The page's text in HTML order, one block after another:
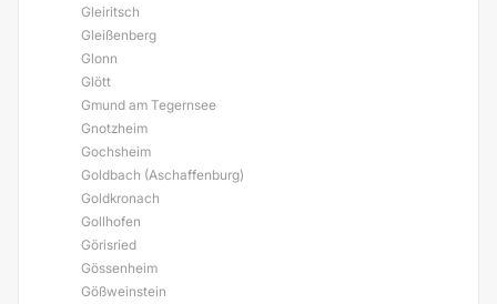
Gleiritsch
Gleißenberg
Glonn
Glött
Gmund am Tegernsee
Gnotzheim
Gochsheim
Goldbach (Aschaffenburg)
Goldkronach
Gollhofen
Görisried
Gössenheim
Gößweinstein